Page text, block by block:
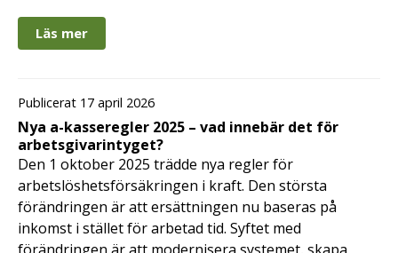
Läs mer
Publicerat 17 april 2026
Nya a-kasseregler 2025 – vad innebär det för
arbetsgivarintyget?
Den 1 oktober 2025 trädde nya regler för
arbetslöshetsförsäkringen i kraft. Den största
förändringen är att ersättningen nu baseras på
inkomst i stället för arbetad tid. Syftet med